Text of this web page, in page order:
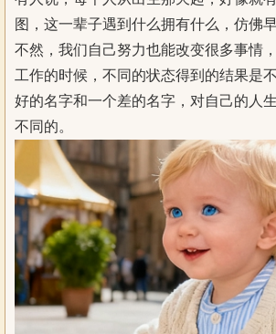
图，这一辈子遇到什么拥有什么，仿佛
不然，我们自己努力也能改变很多事情
工作的时候，不同的状态得到的结果是
好的名字和一个差的名字，对自己的人
不同的。